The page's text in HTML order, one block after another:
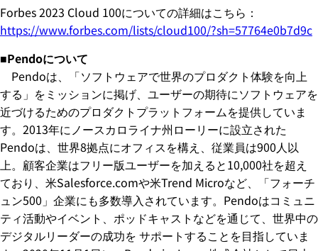
Forbes 2023 Cloud 100についての詳細はこちら：
https://www.forbes.com/lists/cloud100/?sh=57764e0b7d9c
■Pendoについて
Pendoは、「ソフトウェアで世界のプロダクト体験を向上
する」をミッションに掲げ、ユーザーの期待にソフトウェアを
近づけるためのプロダクトプラットフォームを提供していま
す。2013年にノースカロライナ州ローリーに設立された
Pendoは、世界8拠点にオフィスを構え、従業員は900人以
上。顧客企業はフリー版ユーザーを加えると10,000社を超え
ており、米Salesforce.comや米Trend Microなど、「フォーチ
ュン500」企業にも多数導入されています。Pendoはコミュニ
ティ活動やイベント、ポッドキャストなどを通じて、世界中の
デジタルリーダーの成功を サポートすることを目指していま